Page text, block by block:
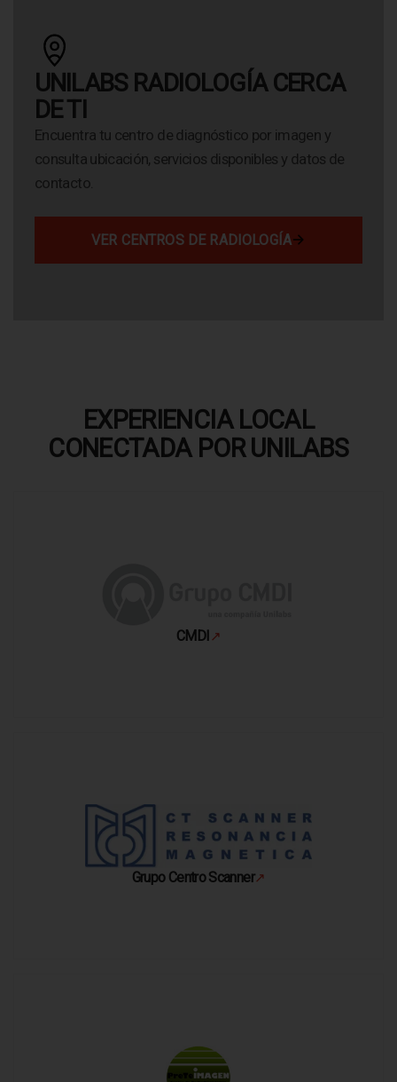
UNILABS RADIOLOGÍA CERCA
DE TI
Encuentra tu centro de diagnóstico por imagen y
consulta ubicación, servicios disponibles y datos de
contacto.
VER CENTROS DE RADIOLOGÍA
EXPERIENCIA LOCAL
CONECTADA POR UNILABS
CMDI ↗
Se abre en una pestaña nueva
Grupo Centro Scanner↗
Se abre en una pestaña nueva